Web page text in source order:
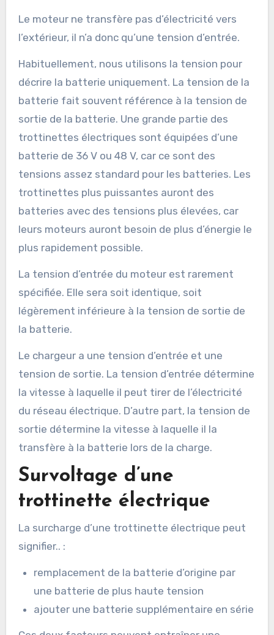
Le moteur ne transfère pas d’électricité vers
l’extérieur, il n’a donc qu’une tension d’entrée.
Habituellement, nous utilisons la tension pour
décrire la batterie uniquement. La tension de la
batterie fait souvent référence à la tension de
sortie de la batterie. Une grande partie des
trottinettes électriques sont équipées d’une
batterie de 36 V ou 48 V, car ce sont des
tensions assez standard pour les batteries. Les
trottinettes plus puissantes auront des
batteries avec des tensions plus élevées, car
leurs moteurs auront besoin de plus d’énergie le
plus rapidement possible.
La tension d’entrée du moteur est rarement
spécifiée. Elle sera soit identique, soit
légèrement inférieure à la tension de sortie de
la batterie.
Le chargeur a une tension d’entrée et une
tension de sortie. La tension d’entrée détermine
la vitesse à laquelle il peut tirer de l’électricité
du réseau électrique. D’autre part, la tension de
sortie détermine la vitesse à laquelle il la
transfère à la batterie lors de la charge.
Survoltage d’une
trottinette électrique
La surcharge d’une trottinette électrique peut
signifier.. :
remplacement de la batterie d’origine par
une batterie de plus haute tension
ajouter une batterie supplémentaire en série